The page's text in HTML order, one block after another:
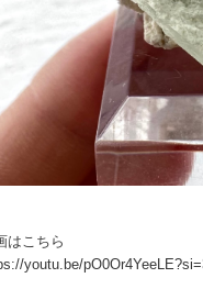
はこちら
youtu.be/